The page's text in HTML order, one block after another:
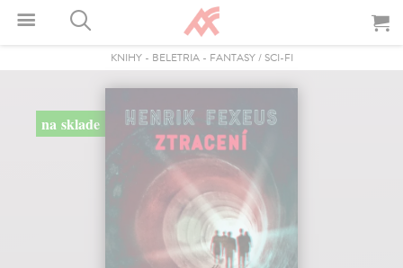
KNIHY- BELETRIA- FANTASY / SCI-FI
na sklade